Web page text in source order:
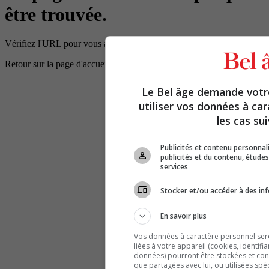
être trouvée.
Vérifiez l'URL pour vous assurer que le chemin d'accès est correct.
Retour sur la page d'accueil
Le Bel âge demande
utiliser vos données à
les cas
Publicités et contenu
publicités et du contenu,
services
Stocker et/ou accéder à des
En savoir plus
Vos données à caractère personnel
liées à votre appareil (cookies,
données) pourront être stockées et
que partagées avec lui, ou utilisées